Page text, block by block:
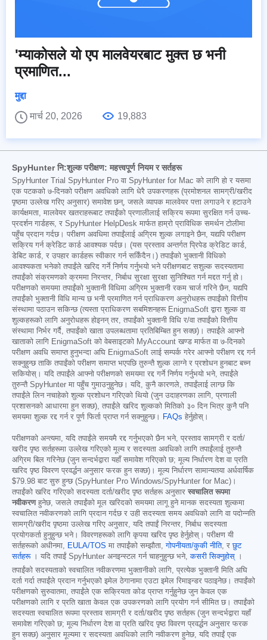
'म्याकोसले यो एप मालवेयरबाट मुक्त छ भनी
प्रमाणित...
मुद्दा
मार्च 20, 2026
19,883
SpyHunter नि:शुल्क परीक्षण: महत्त्वपूर्ण नियम र सर्तहरू
SpyHunter Trial SpyHunter Pro वा SpyHunter for Mac को लागि हो र यसमा
एक पटकको ७-दिनको परीक्षण अवधिको लागि धेरै उपकरणहरू (प्रमोशनल सामग्री/खरीद
पृष्ठमा उल्लेख गरिए अनुसार) समावेश छन्, जसले व्यापक मालवेयर पत्ता लगाउने र हटाउने
कार्यक्षमता, मालवेयर खतराहरूबाट तपाईंको प्रणालीलाई सक्रिय रूपमा सुरक्षित गर्न उच्च-
प्रदर्शन गार्डहरू, र SpyHunter HelpDesk मार्फत हाम्रो प्राविधिक समर्थन टोलीमा
पहुँच प्रदान गर्दछ। परीक्षण अवधिमा तपाईंलाई अग्रिम शुल्क लगाइने छैन, यद्यपि परीक्षण
सक्रिय गर्न क्रेडिट कार्ड आवश्यक पर्दछ। (यस प्रस्ताव अन्तर्गत प्रिपेड क्रेडिट कार्ड,
डेबिट कार्ड, र उपहार कार्डहरू स्वीकार गर्न सकिँदैन।) तपाईंको भुक्तानी विधिको
आवश्यकता भनेको तपाईंले खरिद गर्ने निर्णय गर्नुभयो भने परीक्षणबाट सशुल्क सदस्यतामा
तपाईंको संक्रमणको क्रममा निरन्तर, निर्बाध सुरक्षा सुरक्षा सुनिश्चित गर्न मद्दत गर्नु हो।
परीक्षणको समयमा तपाईंको भुक्तानी विधिमा अग्रिम भुक्तानी रकम चार्ज गरिने छैन, यद्यपि
तपाईंको भुक्तानी विधि मान्य छ भनी प्रमाणित गर्न प्राधिकरण अनुरोधहरू तपाईंको वित्तीय
संस्थामा पठाउन सकिन्छ (त्यस्ता प्राधिकरण सबमिशनहरू EnigmaSoft द्वारा शुल्क वा
शुल्कहरूको लागि अनुरोधहरू होइनन् तर, तपाईंको भुक्तानी विधि र/वा तपाईंको वित्तीय
संस्थामा निर्भर गर्दै, तपाईंको खाता उपलब्धतामा प्रतिबिम्बित हुन सक्छ)। तपाईंले आफ्नो
खाताको लागि EnigmaSoft को वेबसाइटको MyAccount खण्ड मार्फत वा ७-दिनको
परीक्षण अवधि समाप्त हुनुभन्दा अघि EnigmaSoft लाई सम्पर्क गरेर आफ्नो परीक्षण रद्द गर्न
सक्नुहुन्छ ताकि तपाईंको परीक्षण समाप्त भएपछि तुरुन्तै शुल्क लाग्ने र प्रशोधन हुनबाट बच्न
सकियोस्। यदि तपाईंले आफ्नो परीक्षणको समयमा रद्द गर्ने निर्णय गर्नुभयो भने, तपाईंले
तुरुन्तै SpyHunter मा पहुँच गुमाउनुहुनेछ। यदि, कुनै कारणले, तपाईंलाई लाग्छ कि
तपाईंले लिन नचाहेको शुल्क प्रशोधन गरिएको थियो (जुन उदाहरणका लागि, प्रणाली
प्रशासनको आधारमा हुन सक्छ), तपाईंले खरिद शुल्कको मितिको ३० दिन भित्र कुनै पनि
समयमा शुल्क रद्द गर्न र पूर्ण फिर्ता प्राप्त गर्न सक्नुहुन्छ।
FAQs हेर्नुहोस्।
परीक्षणको अन्त्यमा, यदि तपाईंले समयमै रद्द गर्नुभएको छैन भने, प्रस्ताव सामग्री र दर्ता/
खरीद पृष्ठ सर्तहरूमा उल्लेख गरिएको मूल्य र सदस्यता अवधिको लागि तपाईंलाई तुरुन्तै
अग्रिम बिल गरिनेछ (जुन सन्दर्भद्वारा यहाँ समावेश गरिएको छ; मूल्य निर्धारण देश वा प्रति
खरिद पृष्ठ विवरण प्रवर्द्धन अनुसार फरक हुन सक्छ)। मूल्य निर्धारण सामान्यतया अर्धवार्षिक
$79.98 बाट सुरु हुन्छ (SpyHunter Pro Windows/SpyHunter for Mac)।
तपाईंको खरिद गरिएको सदस्यता दर्ता/खरीद पृष्ठ सर्तहरू अनुसार स्वचालित रूपमा
नवीकरणहुनेछ, जसले तपाईंको मूल खरिदको समयमा लागू हुने मानक सदस्यता शुल्कमा
स्वचालित नवीकरणको लागि प्रदान गर्दछ र उही सदस्यता समय अवधिको लागि वा पदोन्नति
सामग्री/खरीद पृष्ठमा उल्लेख गरिए अनुसार, यदि तपाईं निरन्तर, निर्बाध सदस्यता
प्रयोगकर्ता हुनुहुन्छ भने। विवरणहरूको लागि कृपया खरिद पृष्ठ हेर्नुहोस्। परीक्षण यी
सर्तहरूको अधीनमा, EULA/TOS मा तपाईंको सम्झौता,गोपनीयता/कुकी नीति, रछुट
सर्तहरू। यदि तपाईं SpyHunter अनइन्स्टल गर्न चाहनुहुन्छ भने,कसरी सिक्नुहोस् ।
तपाईंको सदस्यताको स्वचालित नवीकरणमा भुक्तानीको लागि, प्रत्येक भुक्तानी मिति अघि
दर्ता गर्दा तपाईंले प्रदान गर्नुभएको इमेल ठेगानामा एउटा इमेल रिमाइन्डर पठाइनेछ। तपाईंको
परीक्षणको सुरुवातमा, तपाईंले एक सक्रियता कोड प्राप्त गर्नुहुनेछ जुन केवल एक
परीक्षणको लागि र प्रति खाता केवल एक उपकरणको लागि प्रयोग गर्न सीमित छ। तपाईंको
सदस्यता स्वचालित रूपमा प्रस्ताव सामग्री र दर्ता/खरीद पृष्ठ सर्तहरू (जुन सन्दर्भद्वारा यहाँ
समावेश गरिएको छ; मूल्य निर्धारण देश वा प्रति खरिद पृष्ठ विवरण प्रवर्द्धन अनुसार फरक
हुन सक्छ) अनुसार मूल्यमा र सदस्यता अवधिको लागि नवीकरण हुनेछ, यदि तपाईं एक